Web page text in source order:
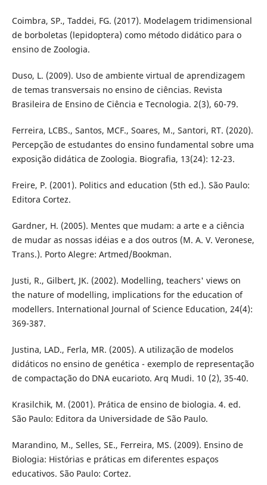
Coimbra, SP., Taddei, FG. (2017). Modelagem tridimensional
de borboletas (lepidoptera) como método didático para o
ensino de Zoologia.
Duso, L. (2009). Uso de ambiente virtual de aprendizagem
de temas transversais no ensino de ciências. Revista
Brasileira de Ensino de Ciência e Tecnologia. 2(3), 60-79.
Ferreira, LCBS., Santos, MCF., Soares, M., Santori, RT. (2020).
Percepção de estudantes do ensino fundamental sobre uma
exposição didática de Zoologia. Biografia, 13(24): 12-23.
Freire, P. (2001). Politics and education (5th ed.). São Paulo:
Editora Cortez.
Gardner, H. (2005). Mentes que mudam: a arte e a ciência
de mudar as nossas idéias e a dos outros (M. A. V. Veronese,
Trans.). Porto Alegre: Artmed/Bookman.
Justi, R., Gilbert, JK. (2002). Modelling, teachers' views on
the nature of modelling, implications for the education of
modellers. International Journal of Science Education, 24(4):
369-387.
Justina, LAD., Ferla, MR. (2005). A utilização de modelos
didáticos no ensino de genética - exemplo de representação
de compactação do DNA eucarioto. Arq Mudi. 10 (2), 35-40.
Krasilchik, M. (2001). Prática de ensino de biologia. 4. ed.
São Paulo: Editora da Universidade de São Paulo.
Marandino, M., Selles, SE., Ferreira, MS. (2009). Ensino de
Biologia: Histórias e práticas em diferentes espaços
educativos. São Paulo: Cortez.